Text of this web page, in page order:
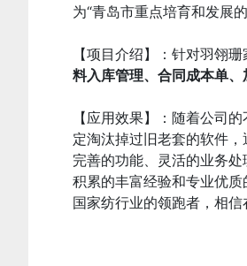
为“青岛市重点培育和发展的
【项目介绍】：针对羽翎
料入库管理、合同成本单
【应用效果】：随着公司
定淘汰掉过旧老套的软件
完善的功能、灵活的业务
积累的丰富经验和专业优
国家纺行业的领跑者，相